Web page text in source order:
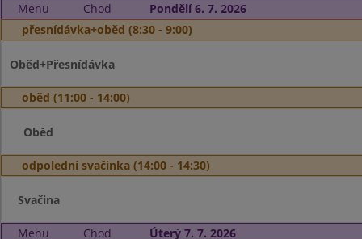
Menu Chod
Pondělí 6. 7. 2026
přesnídávka+oběd (8:30 - 9:00)
Oběd+Přesnídávka
oběd (11:00 - 14:00)
Oběd
odpolední svačinka (14:00 - 14:30)
Svačina
Menu Chod
Úterý 7. 7. 2026